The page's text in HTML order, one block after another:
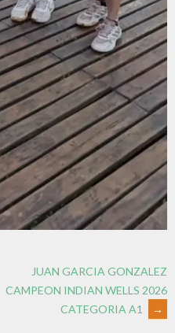
JUAN GARCIA GONZALEZ
CAMPEON INDIAN WELLS 2026
CATEGORIA A1
→